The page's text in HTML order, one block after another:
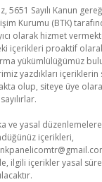
5651 Sayılı Kanun
Kurumu (BTK)
olarak hizmet
içerikleri proaktif
yükümlülüğümüz
yazdıkları
olup, siteye üye
ve yasal
içerikleri,
ilgili içerikler yasal